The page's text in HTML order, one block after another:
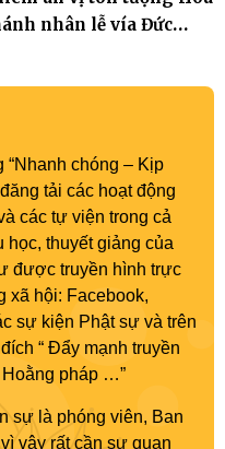
nhân lễ vía Đức
chóng – Kịp
tải các hoạt động
các tự viện trong cả
thuyết giảng của
được truyền hình trực
xã hội: Facebook,
sự kiện Phật sự và trên
“ Đẩy mạnh truyền
pháp …”
sự là phóng viên, Ban
vậy rất cần sự quan